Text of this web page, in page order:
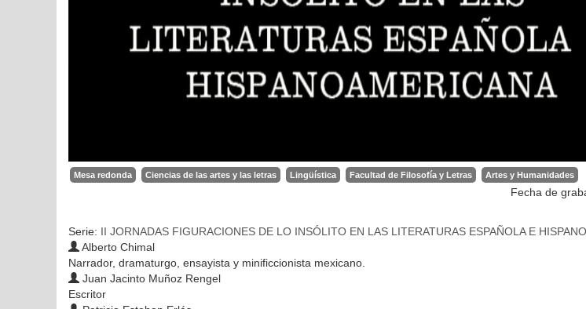
Mesa redonda Ciencias de las artes y las letras Lingüística Facultad de Filosofía y Letras Artes y Humanidades
Fecha de
Serie: II JORNADAS FIGURACIONES DE LO INSÓLITO EN LAS LITERATURAS ESPAÑOLA E
Alberto Chimal
Narrador, dramaturgo, ensayista y minificcionista mexicano.
Juan Jacinto Muñoz Rengel
Escritor